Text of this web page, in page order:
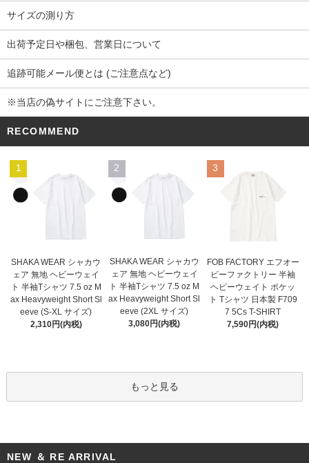
サイズの測り方
出荷予定日や梱包、営業日について
追跡可能メール便とは (ご注意点など)
※当店の偽サイトにご注意下さい。
RECOMMEND
1
SHAKA WEAR シャカウ
ェア 無地 ヘビーウェイ
ト 半袖Tシャツ 7.5 oz M
ax Heavyweight Short Sl
eeve (S-XL サイズ)
2,310円(内税)
2
SHAKA WEAR シャカウ
ェア 無地 ヘビーウェイ
ト 半袖Tシャツ 7.5 oz M
ax Heavyweight Short Sl
eeve (2XL サイズ)
3,080円(内税)
3
FOB FACTORY エフオー
ビーファクトリー 半袖
ヘビーウェイト ポケッ
ト Tシャツ 日本製 F709
7 5Cs T-SHIRT
7,590円(内税)
もっと見る
NEW ＆ RE ARRIVAL